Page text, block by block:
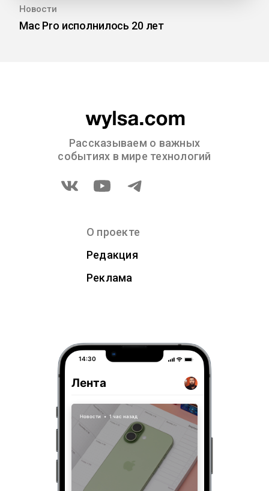
Новости
Mac Pro исполнилось 20 лет
Рассказываем о важных
событиях в мире технологий
О проекте
Редакция
Реклама
14:30
Лента
Новости • 1 час назад